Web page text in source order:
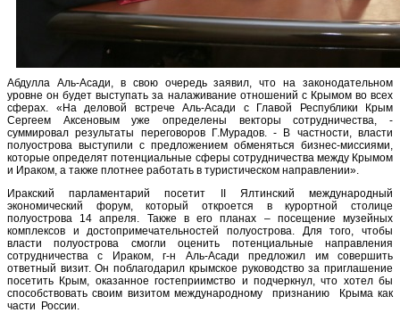
Абдулла Аль-Асади, в свою очередь заявил, что на законодательном
уровне он будет выступать за налаживание отношений с Крымом во всех
сферах. «На деловой встрече Аль-Асади с Главой Республики Крым
Сергеем Аксеновым уже определены векторы сотрудничества, -
суммировал результаты переговоров Г.Мурадов. - В частности, власти
полуострова выступили с предложением обменяться бизнес-миссиями,
которые определят потенциальные сферы сотрудничества между Крымом
и Ираком, а также плотнее работать в туристическом направлении».
Иракский парламентарий посетит II Ялтинский международный
экономический форум, который откроется в курортной столице
полуострова 14 апреля. Также в его планах – посещение музейных
комплексов и достопримечательностей полуострова. Для того, чтобы
власти полуострова смогли оценить потенциальные направления
сотрудничества с Ираком, г-н Аль-Асади предложил им совершить
ответный визит. Он поблагодарил крымское руководство за приглашение
посетить Крым, оказанное гостеприимство и подчеркнул, что хотел бы
способствовать своим визитом международному признанию Крыма как
части России.